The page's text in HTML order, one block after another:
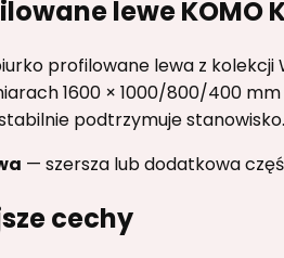
lewe KOMO
profilowane lewa z kolekcji
1600 × 1000/800/400
podtrzymuje stanowisko.
— szersza lub dodatkowa
cechy